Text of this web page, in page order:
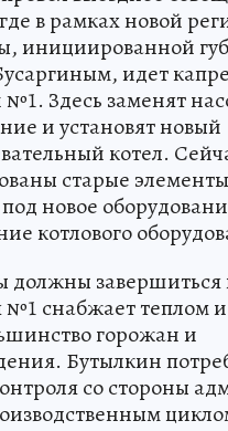
в рамках новой
инициированной
идет
№1. Здесь заменят
и установят новый
котел.
старые
новое
котлового
должны завершиться
№1 снабжает теплом
горожан и
Бутылкин
со стороны